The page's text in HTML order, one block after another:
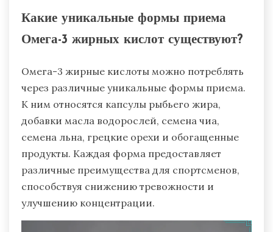
Какие уникальные формы приема
Омега-3 жирных кислот существуют?
Омега-3 жирные кислоты можно потреблять
через различные уникальные формы приема.
К ним относятся капсулы рыбьего жира,
добавки масла водорослей, семена чиа,
семена льна, грецкие орехи и обогащенные
продукты. Каждая форма предоставляет
различные преимущества для спортсменов,
способствуя снижению тревожности и
улучшению концентрации.